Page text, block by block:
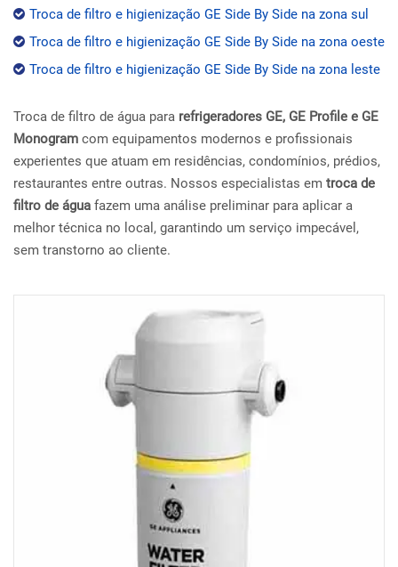
Troca de filtro e higienização GE Side By Side na zona sul
Troca de filtro e higienização GE Side By Side na zona oeste
Troca de filtro e higienização GE Side By Side na zona leste
Troca de filtro de água para refrigeradores GE, GE Profile e GE
Monogram com equipamentos modernos e profissionais
experientes que atuam em residências, condomínios, prédios,
restaurantes entre outras. Nossos especialistas em troca de
filtro de água fazem uma análise preliminar para aplicar a
melhor técnica no local, garantindo um serviço impecável,
sem transtorno ao cliente.